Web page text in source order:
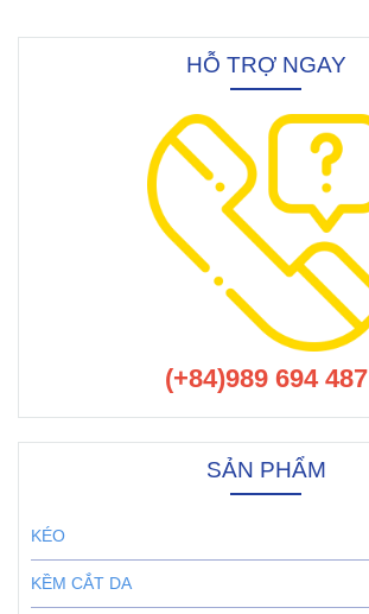
HỖ TRỢ NGAY
(+84)989 694 487
SẢN PHẨM
KÉO
KỀM CẮT DA